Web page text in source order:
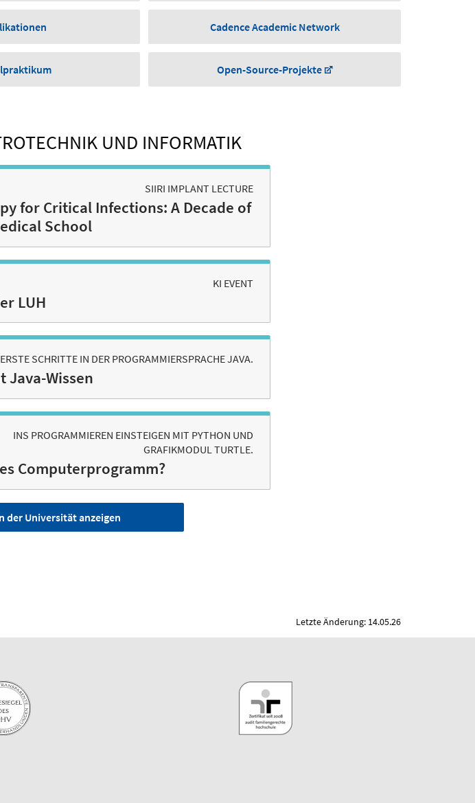
Cadence Academic Network
Open-Source-Projekte
UND INFORMATIK
SIIRI IMPLANT LECTURE
for Critical Infections: A Decade of
School
KI EVENT
LUH
ERSTE SCHRITTE IN DER PROGRAMMIERSPRACHE JAVA.
Java-Wissen
INS PROGRAMMIEREN EINSTEIGEN MIT PYTHON UND
GRAFIKMODUL TURTLE.
Computerprogramm?
der Universität anzeigen
Letzte Änderung: 14.05.26